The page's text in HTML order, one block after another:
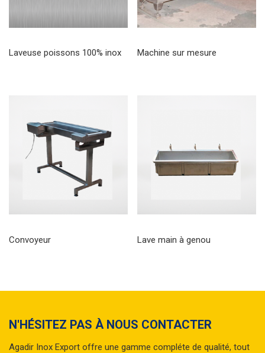
Laveuse poissons 100% inox Machine sur mesure
Convoyeur Lave main à genou
N'HÉSITEZ PAS À NOUS CONTACTER
Agadir Inox Export offre une gamme compléte de qualité, tout